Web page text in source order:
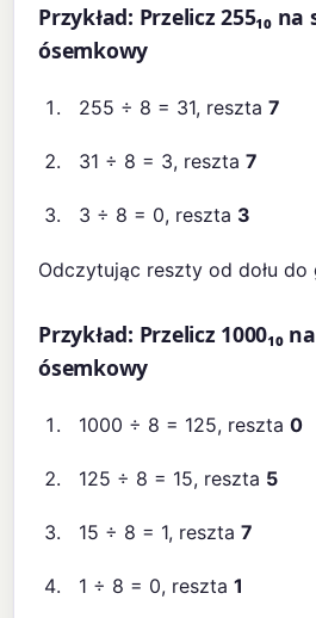
Przykład: Przelicz 255₁₀ na
ósemkowy
255 ÷ 8 = 31, reszta7
31 ÷ 8 = 3, reszta7
3 ÷ 8 = 0, reszta 3
Odczytując reszty od dołu do
Przykład: Przelicz 1000₁₀
ósemkowy
1000 ÷ 8 = 125, reszta0
125 ÷ 8 = 15, reszta 5
15 ÷ 8 = 1, reszta7
1 ÷ 8 = 0, reszta1